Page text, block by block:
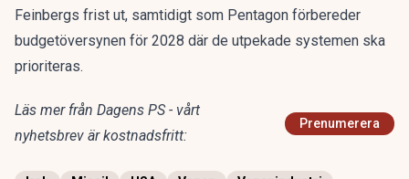
Feinbergs frist ut, samtidigt som Pentagon förbereder
budgetöversynen för 2028 där de utpekade systemen ska
prioriteras.
Läs mer från Dagens PS - vårt
nyhetsbrev är kostnadsfritt:
Prenumerera